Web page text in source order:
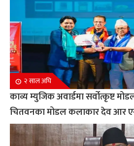
२ साल अघि
काव्य म्युजिक अवार्डमा सर्वोत्कृष्ट
चितवनका मोडल कलाकार देव आर